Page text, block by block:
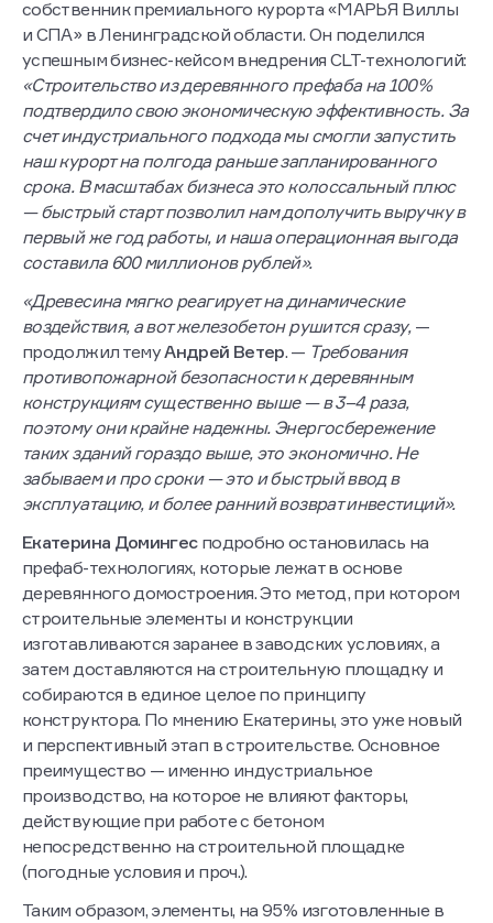
собственник премиального курорта «МАРЬЯ Виллы
и СПА» в Ленинградской области. Он поделился
успешным бизнес-кейсом внедрения CLT-технологий:
«Строительство из деревянного префаба на 100%
подтвердило свою экономическую эффективность. За
счет индустриального подхода мы смогли запустить
наш курорт на полгода раньше запланированного
срока. В масштабах бизнеса это колоссальный плюс
— быстрый старт позволил нам дополучить выручку в
первый же год работы, и наша операционная выгода
составила 600 миллионов рублей».
«Древесина мягко реагирует на динамические
воздействия, а вот железобетон рушится сразу,—
продолжил темуАндрей Ветер. — Требования
противопожарной безопасности к деревянным
конструкциям существенно выше — в 3–4 раза,
поэтому они крайне надежны. Энергосбережение
таких зданий гораздо выше, это экономично. Не
забываем и про сроки — это и быстрый ввод в
эксплуатацию, и более ранний возврат инвестиций».
Екатерина Домингесподробно остановилась на
префаб-технологиях, которые лежат в основе
деревянного домостроения. Это метод, при котором
строительные элементы и конструкции
изготавливаются заранее в заводских условиях, а
затем доставляются на строительную площадку и
собираются в единое целое по принципу
конструктора. По мнению Екатерины, это уже новый
и перспективный этап в строительстве. Основное
преимущество — именно индустриальное
производство, на которое не влияют факторы,
действующие при работе с бетоном
непосредственно на строительной площадке
(погодные условия и проч.).
Таким образом, элементы, на 95% изготовленные в